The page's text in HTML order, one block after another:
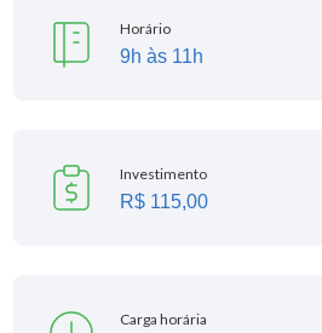
Horário
9h às 11h
Investimento
R$ 115,00
Carga horária